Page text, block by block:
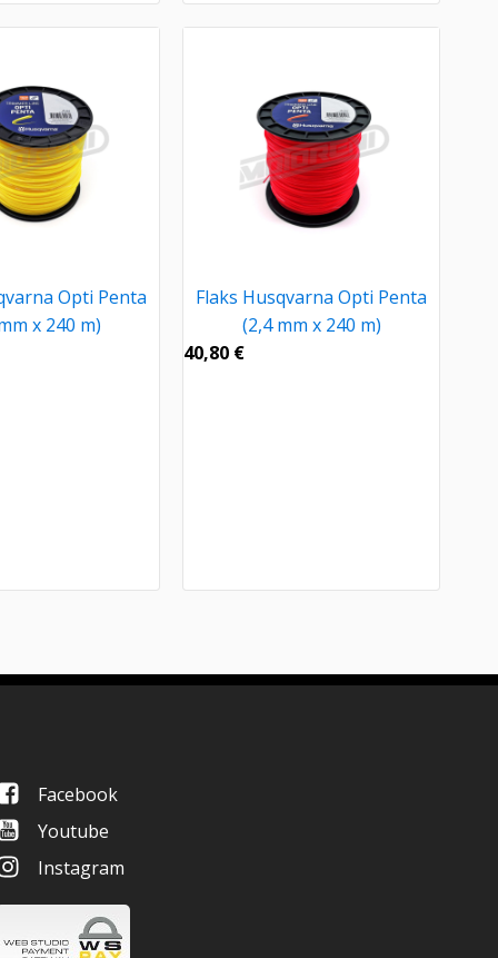
Opti Penta
x 240 m)
Flaks Husqvarna Opti Penta
(2,4 mm x 240 m)
40,80 €
Facebook
Youtube
Instagram